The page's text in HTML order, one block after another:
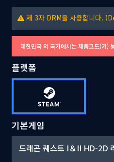
제 3자 DRM을 사용합니다.
대한민국 외 국가에서는 제품코드(키)
플랫폼
기본게임
드래곤 퀘스트 I＆II HD-2D